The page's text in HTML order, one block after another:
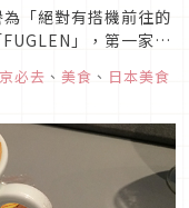
「絕對有搭機前往的
」，第一家日
許多國際旅人到了東
必去 、 美食 、 日本美食